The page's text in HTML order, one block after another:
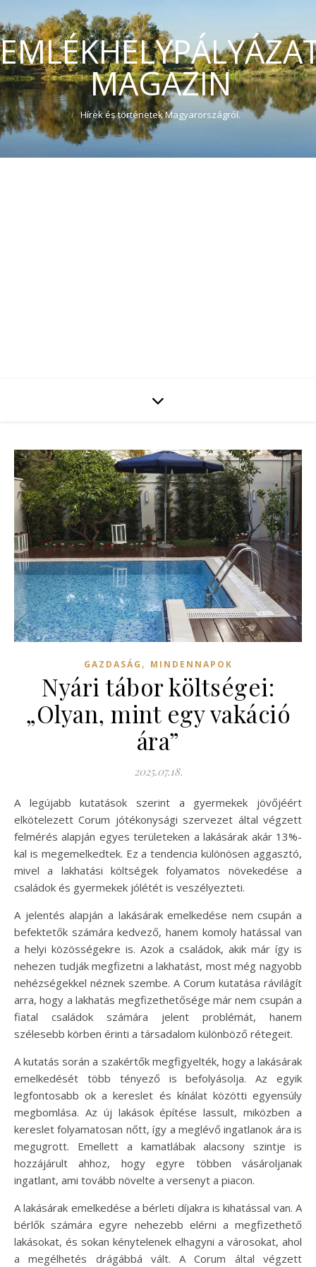
MAGAZIN
Hírek és történetek Magyarországról.
GAZDASÁG , MINDENNAPOK
Nyári tábor költségei:
„Olyan, mint egy vakáció
ára”
2025.07.18.
A legújabb kutatások szerint a gyermekek jövőjéért
elkötelezett Corum jótékonysági szervezet által végzett
felmérés alapján egyes területeken a lakásárak akár 13%-
kal is megemelkedtek. Ez a tendencia különösen aggasztó,
mivel a lakhatási költségek folyamatos növekedése a
családok és gyermekek jólétét is veszélyezteti.
A jelentés alapján a lakásárak emelkedése nem csupán a
befektetők számára kedvező, hanem komoly hatással van
a helyi közösségekre is. Azok a családok, akik már így is
nehezen tudják megfizetni a lakhatást, most még nagyobb
nehézségekkel néznek szembe. A Corum kutatása rávilágít
arra, hogy a lakhatás megfizethetősége már nem csupán a
fiatal családok számára jelent problémát, hanem
szélesebb körben érinti a társadalom különböző rétegeit.
A kutatás során a szakértők megfigyelték, hogy a lakásárak
emelkedését több tényező is befolyásolja. Az egyik
legfontosabb ok a kereslet és kínálat közötti egyensúly
megbomlása. Az új lakások építése lassult, miközben a
kereslet folyamatosan nőtt, így a meglévő ingatlanok ára is
megugrott. Emellett a kamatlábak alacsony szintje is
hozzájárult ahhoz, hogy egyre többen vásároljanak
ingatlant, ami tovább növelte a versenyt a piacon.
A lakásárak emelkedése a bérleti díjakra is kihatással van. A
bérlők számára egyre nehezebb elérni a megfizethető
lakásokat, és sokan kénytelenek elhagyni a városokat, ahol
a megélhetés drágábbá vált. A Corum által végzett